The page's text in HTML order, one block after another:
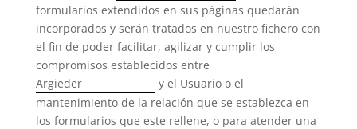
formularios extendidos en sus páginas quedarán
incorporados y serán tratados en nuestro fichero con
el fin de poder facilitar, agilizar y cumplir los
compromisos establecidos entre
Argieder
y el Usuario o el
mantenimiento de la relación que se establezca en
los formularios que este rellene, o para atender una